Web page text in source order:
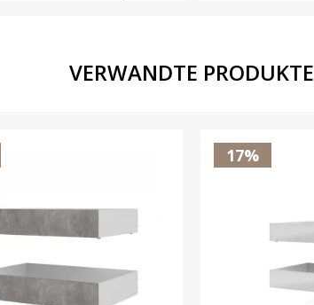
VERWANDTE PRODUKTE
17%